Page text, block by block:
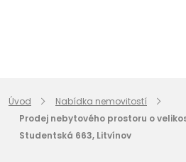
Úvod
Nabídka nemovitostí
Prodej nebytového prostoru o
Studentská 663, Litvínov